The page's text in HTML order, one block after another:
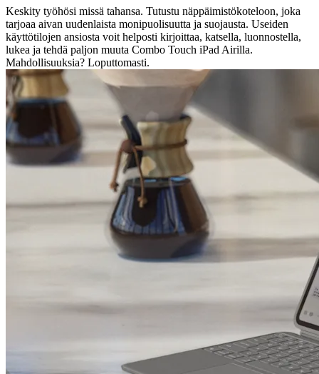
Keskity työhösi missä tahansa. Tutustu näppäimistökoteloon, joka
tarjoaa aivan uudenlaista monipuolisuutta ja suojausta. Useiden
käyttötilojen ansiosta voit helposti kirjoittaa, katsella, luonnostella,
lukea ja tehdä paljon muuta Combo Touch iPad Airilla.
Mahdollisuuksia? Loputtomasti.